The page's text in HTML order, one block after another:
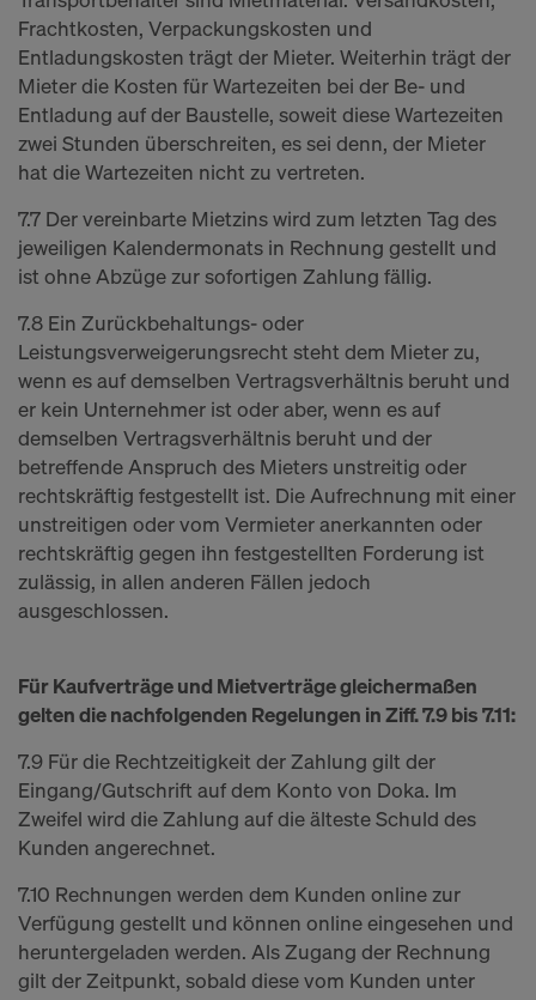
Frachtkosten, Verpackungskosten und
Entladungskosten trägt der Mieter. Weiterhin trägt der
Mieter die Kosten für Wartezeiten bei der Be- und
Entladung auf der Baustelle, soweit diese Wartezeiten
zwei Stunden überschreiten, es sei denn, der Mieter
hat die Wartezeiten nicht zu vertreten.
7.7 Der vereinbarte Mietzins wird zum letzten Tag des
jeweiligen Kalendermonats in Rechnung gestellt und
ist ohne Abzüge zur sofortigen Zahlung fällig.
7.8 Ein Zurückbehaltungs- oder
Leistungsverweigerungsrecht steht dem Mieter zu,
wenn es auf demselben Vertragsverhältnis beruht und
er kein Unternehmer ist oder aber, wenn es auf
demselben Vertragsverhältnis beruht und der
betreffende Anspruch des Mieters unstreitig oder
rechtskräftig festgestellt ist. Die Aufrechnung mit einer
unstreitigen oder vom Vermieter anerkannten oder
rechtskräftig gegen ihn festgestellten Forderung ist
zulässig, in allen anderen Fällen jedoch
ausgeschlossen.
Für Kaufverträge und Mietverträge gleichermaßen
gelten die nachfolgenden Regelungen in Ziff. 7.9 bis 7.11:
7.9 Für die Rechtzeitigkeit der Zahlung gilt der
Eingang/Gutschrift auf dem Konto von Doka. Im
Zweifel wird die Zahlung auf die älteste Schuld des
Kunden angerechnet.
7.10 Rechnungen werden dem Kunden online zur
Verfügung gestellt und können online eingesehen und
heruntergeladen werden. Als Zugang der Rechnung
gilt der Zeitpunkt, sobald diese vom Kunden unter